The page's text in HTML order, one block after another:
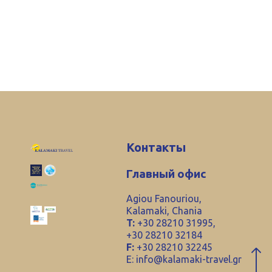
Контакты
Главный офис
Agiou Fanouriou,
Kalamaki, Chania
T: +30 28210 31995,
+30 28210 32184
F: +30 28210 32245
E: info@kalamaki-travel.gr